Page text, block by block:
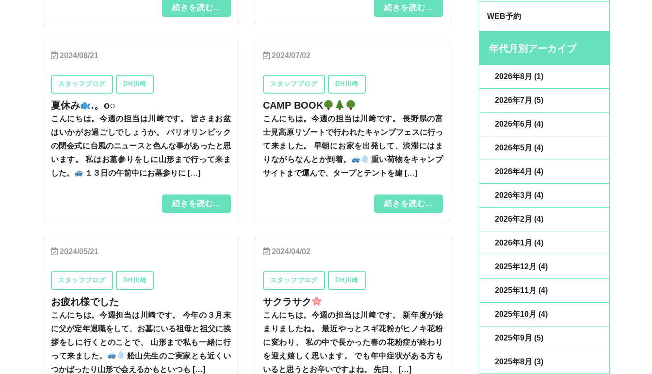
続きを読む... 続きを読む...
2024/08/21
スタッフブログ DH川崎
夏休み .。o○
こんにちは。今週の担当は川﨑です。 皆さまお盆
はいかがお過ごしでしょうか。 パリオリンピック
の閉会式に台風のニュースと色んな事があったと思
います。 私はお墓参りをしに山形まで行って来ま
した。
１３日の午前中にお墓参りに […]
続きを読む...
2024/07/02
スタッフブログ DH川崎
CAMP BOOK
こんにちは。今週の担当は川﨑です。 長野県の富
士見高原リゾートで行われたキャンプフェスに行っ
て来ました。 早朝にお家を出発して、渋滞にはま
りながらなんとか到着。
重い荷物をキャンプ
サイトまで運んで、タープとテントを建 […]
続きを読む...
2024/05/21
スタッフブログ DH川崎
お疲れ様でした
こんにちは。今週担当は川﨑です。 今年の３月末
に父が定年退職をして、お墓にいる祖母と祖父に挨
拶をしに行くとのことで、 山形まで私も一緒に行
って来ました。
舩山先生のご実家とも近くい
つかばったり山形で会えるかもといつも […]
2024/04/02
スタッフブログ DH川崎
サクラサク
こんにちは。今週の担当は川﨑です。 新年度が始
まりましたね。 最近やっとスギ花粉がヒノキ花粉
に変わり、 私の中で長かった春の花粉症が終わり
を迎え嬉しく思います。 でも年中症状がある方も
いると思うとお辛いですよね。 先日、 […]
WEB予約
年代月別アーカイブ
2026年8月 (1)
2026年7月 (5)
2026年6月 (4)
2026年5月 (4)
2026年4月 (4)
2026年3月 (4)
2026年2月 (4)
2026年1月 (4)
2025年12月 (4)
2025年11月 (4)
2025年10月 (4)
2025年9月 (5)
2025年8月 (3)